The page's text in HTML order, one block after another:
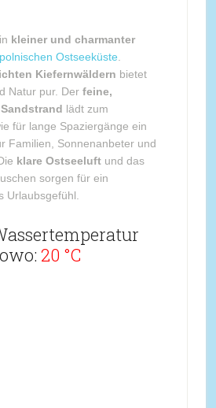
kleiner und charmanter
polnischen Ostseeküste
Kiefernwäldern bietet
Natur pur. Der feine,
lädt zum
für lange Spaziergänge ein
Familien, Sonnenanbeter und
klare Ostseeluftund das
sorgen für ein
Urlaubsgefühl.
20 °C